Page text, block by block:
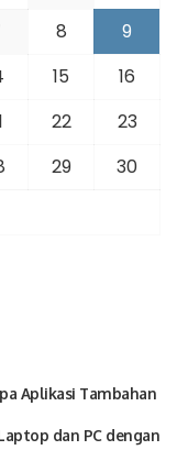
8
9
15
16
22
23
29
30
Aplikasi Tambahan
dan PC dengan